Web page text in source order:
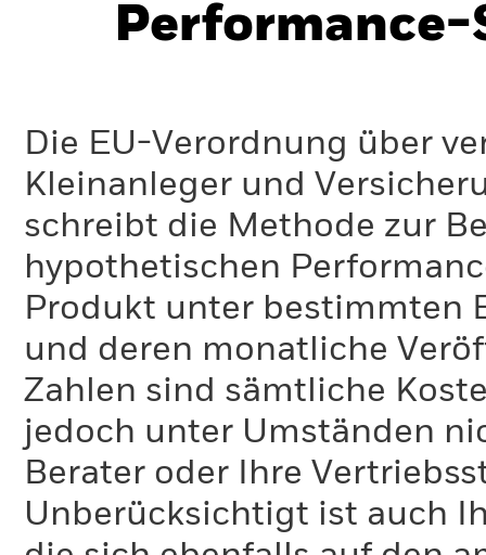
Performance-
Die EU-Verordnung über
Kleinanleger und
schreibt die Methode zur
hypothetischen
Produkt unter bestimmten
und deren monatliche
Zahlen sind sämtliche
jedoch unter Umständen
Berater oder Ihre
Unberücksichtigt ist auch